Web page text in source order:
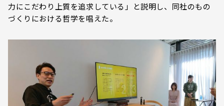
力にこだわり上質を追求している」と説明し、同社のもの
づくりにおける哲学を唱えた。